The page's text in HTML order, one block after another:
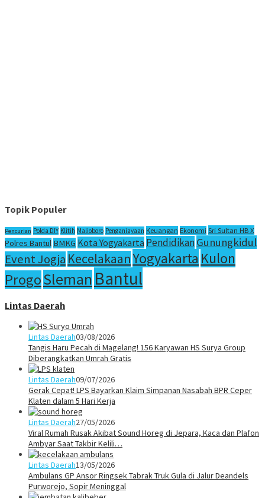
Topik Populer
Pencurian Polda DIY Klitih Malioboro Penganiayaan Keuangan Ekonomi Sri Sultan HB X
Polres Bantul BMKG Kota Yogyakarta PendidikanGunungkidul
Event Jogja KecelakaanYogyakarta Kulon
ProgoSleman Bantul
Lintas Daerah
Lintas Daerah03/08/2026
Tangis Haru Pecah di Magelang! 156 Karyawan HS Surya Group
Diberangkatkan Umrah Gratis
Lintas Daerah09/07/2026
Gerak Cepat! LPS Bayarkan Klaim Simpanan Nasabah BPR Ceper
Klaten dalam 5 Hari Kerja
Lintas Daerah27/05/2026
Viral Rumah Rusak Akibat Sound Horeg di Jepara, Kaca dan Plafon
Ambyar Saat Takbir Kelili…
Lintas Daerah13/05/2026
Ambulans GP Ansor Ringsek Tabrak Truk Gula di Jalur Deandels
Purworejo, Sopir Meninggal